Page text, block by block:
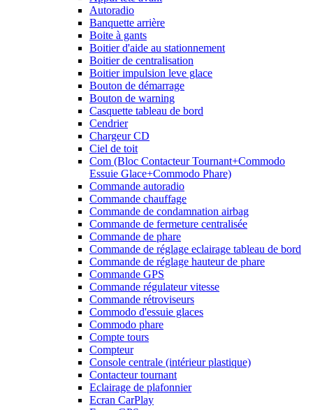
Autoradio
Banquette arrière
Boite à gants
Boitier d'aide au stationnement
Boitier de centralisation
Boitier impulsion leve glace
Bouton de démarrage
Bouton de warning
Casquette tableau de bord
Cendrier
Chargeur CD
Ciel de toit
Com (Bloc Contacteur Tournant+Commodo
Essuie Glace+Commodo Phare)
Commande autoradio
Commande chauffage
Commande de condamnation airbag
Commande de fermeture centralisée
Commande de phare
Commande de réglage eclairage tableau de bord
Commande de réglage hauteur de phare
Commande GPS
Commande régulateur vitesse
Commande rétroviseurs
Commodo d'essuie glaces
Commodo phare
Compte tours
Compteur
Console centrale (intérieur plastique)
Contacteur tournant
Eclairage de plafonnier
Ecran CarPlay